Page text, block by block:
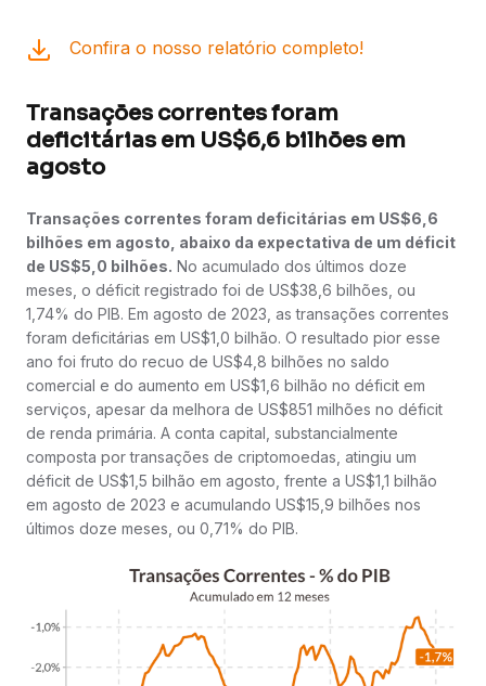
Confira o nosso relatório completo!
Transações correntes foram
deficitárias em US$6,6 bilhões em
agosto
Transações correntes foram deficitárias em US$6,6
bilhões em agosto, abaixo da expectativa de um déficit
de US$5,0 bilhões. No acumulado dos últimos doze
meses, o déficit registrado foi de US$38,6 bilhões, ou
1,74% do PIB. Em agosto de 2023, as transações correntes
foram deficitárias em US$1,0 bilhão. O resultado pior esse
ano foi fruto do recuo de US$4,8 bilhões no saldo
comercial e do aumento em US$1,6 bilhão no déficit em
serviços, apesar da melhora de US$851 milhões no déficit
de renda primária. A conta capital, substancialmente
composta por transações de criptomoedas, atingiu um
déficit de US$1,5 bilhão em agosto, frente a US$1,1 bilhão
em agosto de 2023 e acumulando US$15,9 bilhões nos
últimos doze meses, ou 0,71% do PIB.